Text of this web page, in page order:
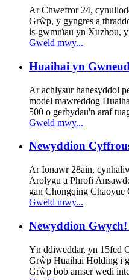
Ar Chwefror 24,
Grŵp, y gyngres a
is-gwmnïau yn Xuzhou,
Gweld mwy...
Huaihai yn
Ar achlysur hanesyddol
model mawreddog
500 o gerbydau'n araf
Gweld mwy...
Newyddion
Ar Ionawr 28ain,
Arolygu a Phrofi
gan Chongqing
Gweld mwy...
Newyddion
Yn ddiweddar, yn 15fed
Grŵp Huaihai Holding i
Grŵp bob amser wedi